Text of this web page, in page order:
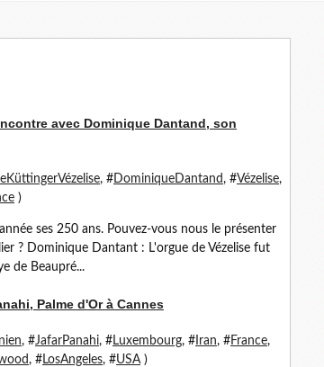
avec Dominique Dantand, son
, #DominiqueDantand, #Vézelise,
)
ses 250 ans. Pouvez-vous nous le présenter
? Dominique Dantant : L'orgue de Vézelise fut
de Beaupré...
Palme d'Or à Cannes
, #JafarPanahi, #Luxembourg, # Iran, #France,
, #LosAngeles, #USA)